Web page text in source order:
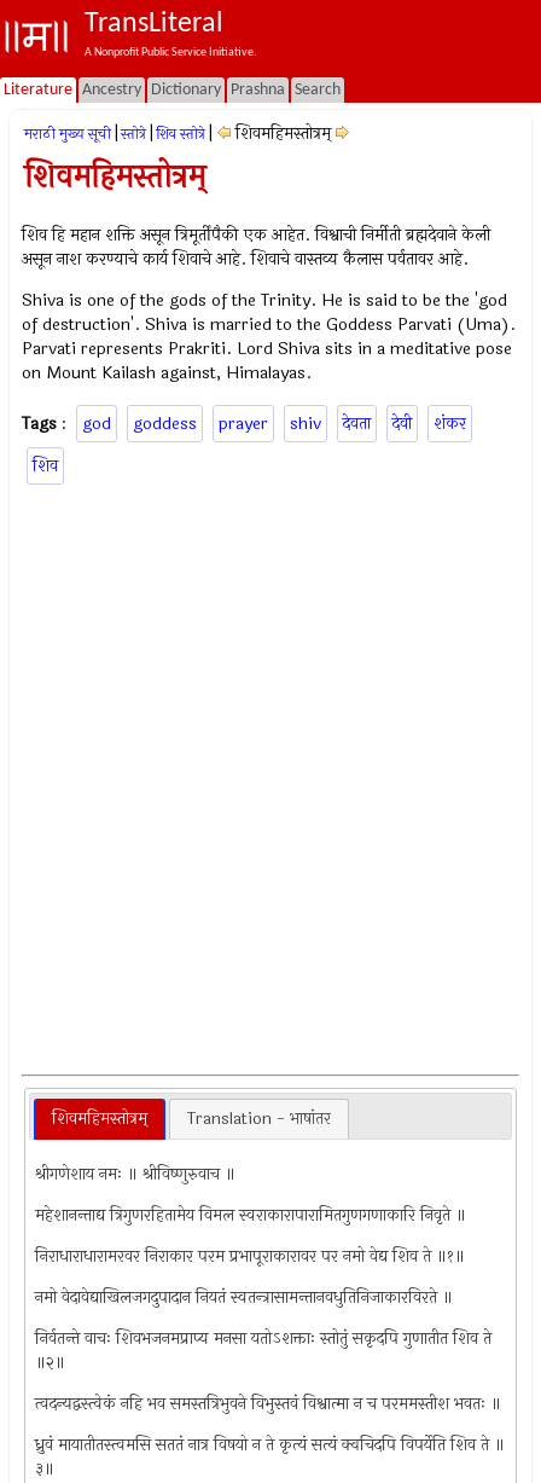
TransLiteral
A Nonprofit Public Service Initiative.
Literature Ancestry Dictionary Prashna Search
मराठी मुख्य सूची स्तोत्रे शिव स्तोत्रे शिवमहिमस्तोत्रम्
शिवमहिमस्तोत्रम्
शिव हि महान शक्ति असून त्रिमूर्तींपैकी एक आहेत. विश्वाची निर्मीती ब्रह्मदेवाने केली
असून नाश करण्याचे कार्य शिवाचे आहे. शिवाचे वास्तव्य कैलास पर्वतावर आहे.
Shiva is one of the gods of the Trinity. He is said to be the 'god
of destruction'. Shiva is married to the Goddess Parvati (Uma).
Parvati represents Prakriti. Lord Shiva sits in a meditative pose
on Mount Kailash against, Himalayas.
Tags : god goddess prayer shiv देवता देवी
शंकर
शिव
शिवमहिमस्तोत्रम् Translation - भाषांतर
श्रीगणेशाय नमः ॥ श्रीविष्णुरुवाच ॥
महेशानन्ताद्य त्रिगुणरहितामेय विमल स्वराकारापारामितगुणगणाकारि निवृते ॥
निराधाराधारामरवर निराकार परम प्रभापूराकारावर पर नमो वेद्य शिव ते ॥१॥
नमो वेदावेद्याखिलजगदुपादान नियतं स्वतन्त्रासामन्तानवधुतिनिजाकारविरते ॥
निर्वतन्ते वाचः शिवभजनमप्राप्य मनसा यतोऽशक्ताः स्तोतुं सकृदपि गुणातीत शिव ते
॥२॥
त्वदन्यद्वस्त्वेकं नहि भव समस्तत्रिभुवने विभुस्तवं विश्वात्मा न च परममस्तीश भवतः ॥
ध्रुवं मायातीतस्त्वमसि सततं नात्र विषयो न ते कृत्यं सत्यं क्वचिदपि विपर्येति शिव ते ॥
३॥